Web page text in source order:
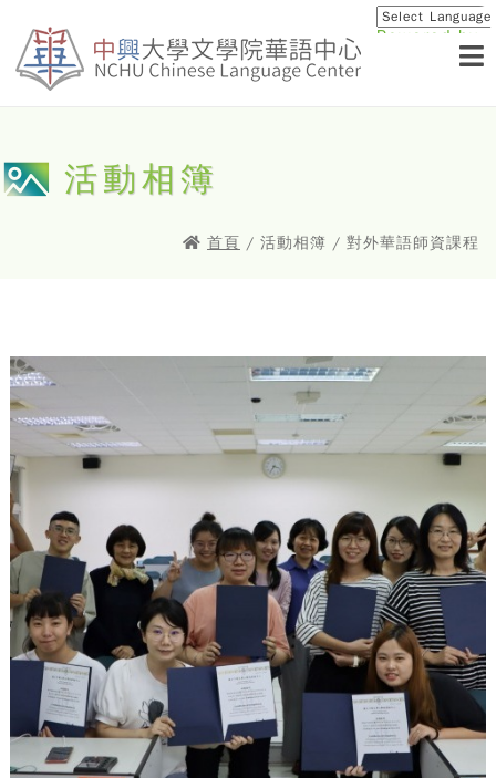
Powered by
活動相簿
首頁 / 活動相簿 / 對外華語師資課程